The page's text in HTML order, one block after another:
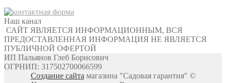
Наш канал
САЙТ ЯВЛЯЕТСЯ ИНФОРМАЦИОННЫМ, ВСЯ
ПРЕДОСТАВЛЕННАЯ ИНФОРМАЦИЯ НЕ ЯВЛЯЕТСЯ
ПУБЛИЧНОЙ ОФЕРТОЙ
ИП Пальянов Глеб Борисович
ОГРНИП: 317502700066599
Создание сайта магазина "Садовая гарантия" ©